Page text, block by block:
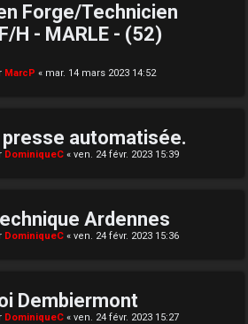
Forge/Technicien
H - MARLE - (52)
MarcP « mar. 14 mars 2023 14:52
automatisée.
DominiqueC « ven. 24 févr. 2023 15:39
Ardennes
DominiqueC « ven. 24 févr. 2023 15:36
Dembiermont
DominiqueC « ven. 24 févr. 2023 15:27